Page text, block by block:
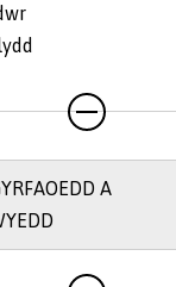
A
Sgiliau a